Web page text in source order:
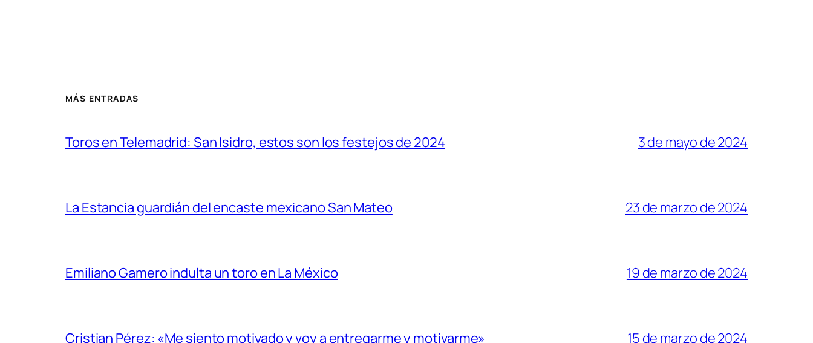
MÁS ENTRADAS
Toros en Telemadrid: San Isidro, estos son los festejos de 2024 3 de mayo de 2024
La Estancia guardián del encaste mexicano San Mateo 23 de marzo de 2024
Emiliano Gamero indulta un toro en La México 19 de marzo de 2024
Cristian Pérez: «Me siento motivado y voy a entregarme y motivarme» 15 de marzo de 2024